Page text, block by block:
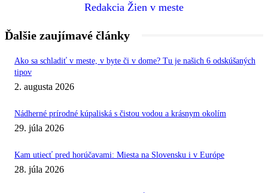
Redakcia Žien v meste
Ďalšie zaujímavé články
Ako sa schladiť v meste, v byte či v dome? Tu je našich 6 odskúšaných
tipov
2. augusta 2026
Nádherné prírodné kúpaliská s čistou vodou a krásnym okolím
29. júla 2026
Kam utiecť pred horúčavami: Miesta na Slovensku i v Európe
28. júla 2026